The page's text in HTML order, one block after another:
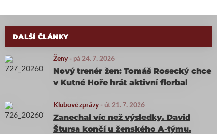
DALŠÍ ČLÁNKY
Ženy- pá 24. 7. 2026
Nový trenér žen: Tomáš Rosecký chce
v Kutné Hoře hrát aktivní florbal
Klubové zprávy- út 21. 7. 2026
Zanechal víc než výsledky. David
Štursa končí u ženského A-týmu.